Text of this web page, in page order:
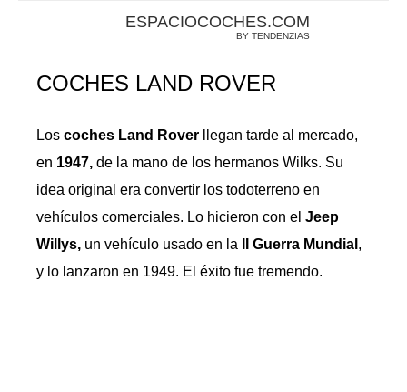
ESPACIOCOCHES.COM
BY TENDENZIAS
COCHES LAND ROVER
Los coches Land Rover llegan tarde al mercado,
en 1947, de la mano de los hermanos Wilks. Su
idea original era convertir los todoterreno en
vehículos comerciales. Lo hicieron con el Jeep
Willys, un vehículo usado en la II Guerra Mundial ,
y lo lanzaron en 1949. El éxito fue tremendo.